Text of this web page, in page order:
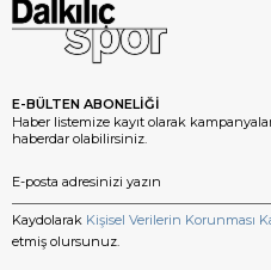
E-BÜLTEN ABONELİĞİ
Haber listemize kayıt olarak
haberdar olabilirsiniz.
Kaydolarak Kişisel Verilerin Korunması
etmiş olursunuz.